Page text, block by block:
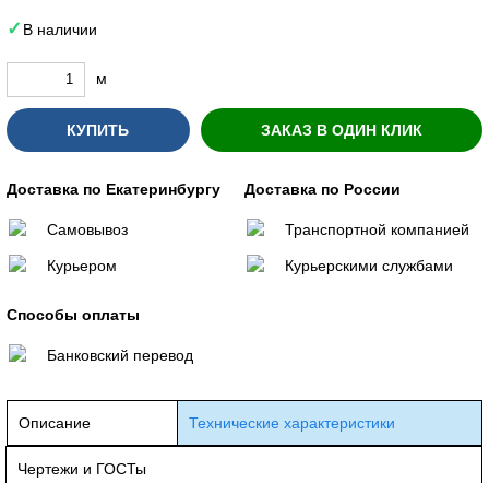
В наличии
м
КУПИТЬ ЗАКАЗ В ОДИН КЛИК
Доставка по Екатеринбургу
Самовывоз
Курьером
Доставка по России
Транспортной компанией
Курьерскими службами
Способы оплаты
Банковский перевод
Описание Технические характеристики
Чертежи и ГОСТы